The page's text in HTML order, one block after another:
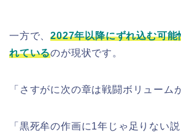
一方で、2027年以降にずれ込む可能
れているのが現状です。
「さすがに次の章は戦闘ボリューム
「黒死牟の作画に1年じゃ足りない説